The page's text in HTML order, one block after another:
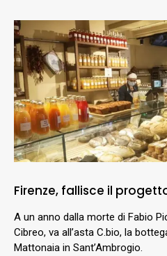
Firenze, fallisce il
A un anno dalla morte di Fabio
Cibreo, va all’asta C.bio, la
Mattonaia in Sant’Ambrogio.